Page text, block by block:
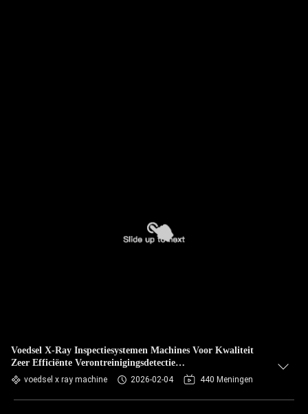
Voedsel X-Ray Inspectiesystemen Machines Voor Kwaliteit
Zeer Efficiënte Verontreinigingsdetectie
Afkeuringsapparatuur
voedsel x ray machine 2026-02-04 440 Meningen